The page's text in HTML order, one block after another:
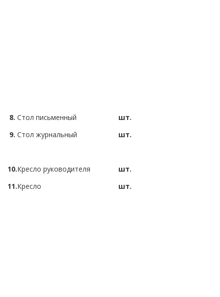
8. Стол письменный
шт.
9. Стол журнальный шт.
10.Кресло руководителя
шт.
11.Кресло шт.